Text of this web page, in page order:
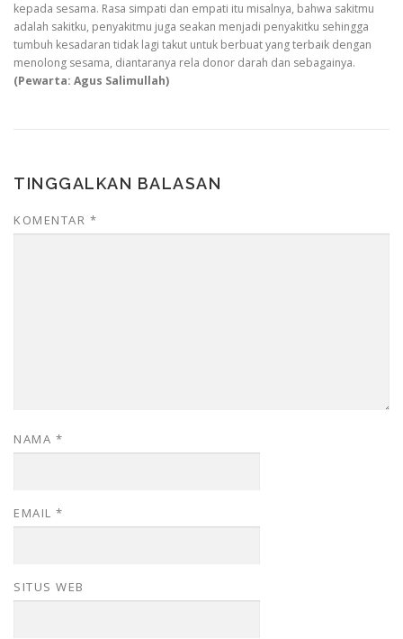
kepada sesama. Rasa simpati dan empati itu misalnya, bahwa sakitmu
adalah sakitku, penyakitmu juga seakan menjadi penyakitku sehingga
tumbuh kesadaran tidak lagi takut untuk berbuat yang terbaik dengan
menolong sesama, diantaranya rela donor darah dan sebagainya.
(Pewarta: Agus Salimullah)
TINGGALKAN BALASAN
KOMENTAR *
NAMA *
EMAIL *
SITUS WEB